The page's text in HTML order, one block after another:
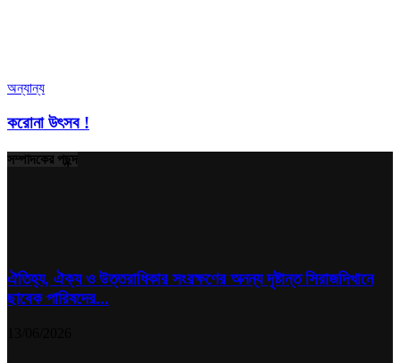
অন্যান্য
করোনা উৎসব !
সম্পাদকের পছন্দ
ঐতিহ্য, ঐক্য ও উত্তরাধিকার সংরক্ষণের অনন্য দৃষ্টান্ত সিরাজদিখানে
ছাবেক পারিষদের...